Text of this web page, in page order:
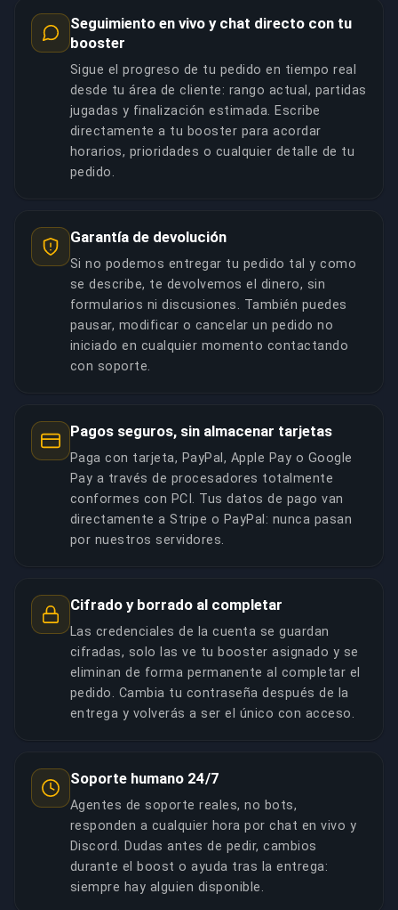
Seguimiento en vivo y chat directo con tu
booster
Sigue el progreso de tu pedido en tiempo real
desde tu área de cliente: rango actual, partidas
jugadas y finalización estimada. Escribe
directamente a tu booster para acordar
horarios, prioridades o cualquier detalle de tu
pedido.
Garantía de devolución
Si no podemos entregar tu pedido tal y como
se describe, te devolvemos el dinero, sin
formularios ni discusiones. También puedes
pausar, modificar o cancelar un pedido no
iniciado en cualquier momento contactando
con soporte.
Pagos seguros, sin almacenar tarjetas
Paga con tarjeta, PayPal, Apple Pay o Google
Pay a través de procesadores totalmente
conformes con PCI. Tus datos de pago van
directamente a Stripe o PayPal: nunca pasan
por nuestros servidores.
Cifrado y borrado al completar
Las credenciales de la cuenta se guardan
cifradas, solo las ve tu booster asignado y se
eliminan de forma permanente al completar el
pedido. Cambia tu contraseña después de la
entrega y volverás a ser el único con acceso.
Soporte humano 24/7
Agentes de soporte reales, no bots,
responden a cualquier hora por chat en vivo y
Discord. Dudas antes de pedir, cambios
durante el boost o ayuda tras la entrega:
siempre hay alguien disponible.